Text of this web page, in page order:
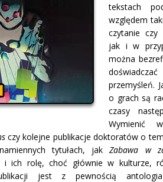
tekstach
względem
czytanie czy
jak i w
można
przemyśleń.
o grach są
czasy
Wymienić
czy kolejne publikacje doktoratów o
tytułach, jakZabawa w
i ich rolę, choć głównie w kulturze,
jest z pewnością